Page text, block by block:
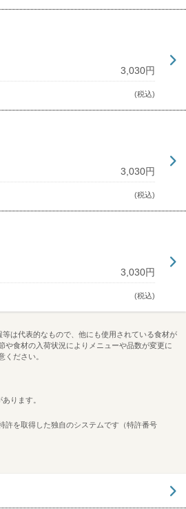
3,030円
(税込)
3,030円
(税込)
3,030円
(税込)
は代表的なもので、他にも使用されている食材が
や食材の入荷状況によりメニューや品数が変更に
ください。
ります。
許を取得した独自のシステムです（特許番号